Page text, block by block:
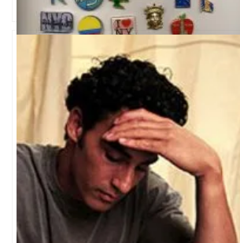
¿Por qué cae México en el ranking de la
Organización Mundial de Turismo?